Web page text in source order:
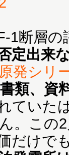
1断層の
定出来
原発シリ
類、資
ていた
。この
だけで